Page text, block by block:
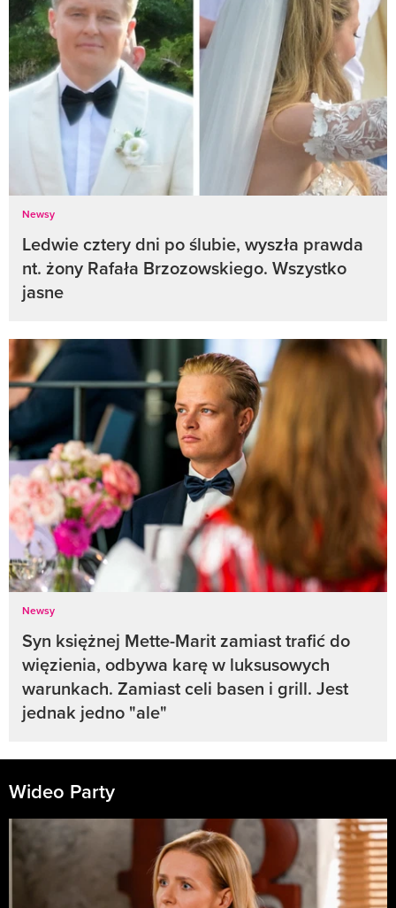
Newsy
Ledwie cztery dni po ślubie, wyszła prawda
nt. żony Rafała Brzozowskiego. Wszystko
jasne
Newsy
Syn księżnej Mette-Marit zamiast trafić do
więzienia, odbywa karę w luksusowych
warunkach. Zamiast celi basen i grill. Jest
jednak jedno "ale"
Wideo Party